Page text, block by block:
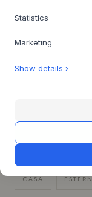
morbidi cuscini e
SPECIFICHE DEL
RESTITUZIONE
CONSEGNA RAPIDA
CASA
Statistics
Marketing
Show details ›